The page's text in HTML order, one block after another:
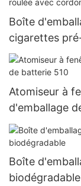
Boîte
cigarettes
Atomiseur à
d'emballage
Boîte
biodégradable